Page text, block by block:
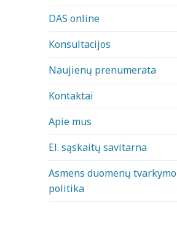
DAS online
Konsultacijos
Naujienų prenumerata
Kontaktai
Apie mus
El. sąskaitų savitarna
Asmens duomenų tvarkymo
politika